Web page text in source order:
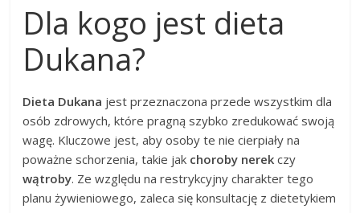
Dla kogo jest dieta
Dukana?
Dieta Dukana jest przeznaczona przede wszystkim dla
osób zdrowych, które pragną szybko zredukować swoją
wagę. Kluczowe jest, aby osoby te nie cierpiały na
poważne schorzenia, takie jak choroby nerek czy
wątroby. Ze względu na restrykcyjny charakter tego
planu żywieniowego, zaleca się konsultację z dietetykiem